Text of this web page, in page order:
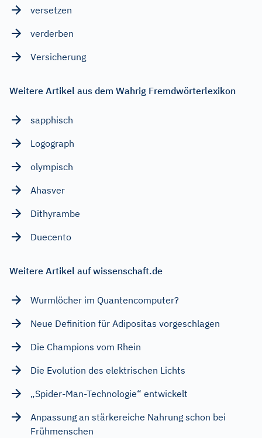
versetzen
verderben
Versicherung
Weitere Artikel aus dem Wahrig Fremdwörterlexikon
sapphisch
Logograph
olympisch
Ahasver
Dithyrambe
Duecento
Weitere Artikel auf wissenschaft.de
Wurmlöcher im Quantencomputer?
Neue Definition für Adipositas vorgeschlagen
Die Champions vom Rhein
Die Evolution des elektrischen Lichts
„Spider-Man-Technologie“ entwickelt
Anpassung an stärkereiche Nahrung schon bei
Frühmenschen